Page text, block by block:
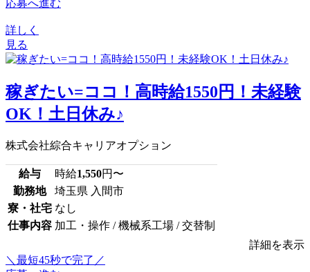
応募へ進む
詳しく
見る
稼ぎたい=ココ！高時給1550円！未経験
OK！土日休み♪
株式会社綜合キャリアオプション
給与 時給1,550円〜
勤務地
埼玉県 入間市
寮・社宅 なし
仕事内容 加工・操作 / 機械系工場 / 交替制
詳細を表示
＼最短45秒で完了／